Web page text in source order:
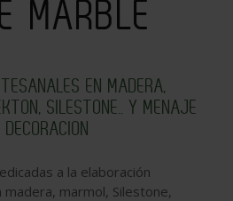
MARBLE
EN MADERA,
SILESTONE.. Y MENAJE
a la elaboración
marmol, Silestone,